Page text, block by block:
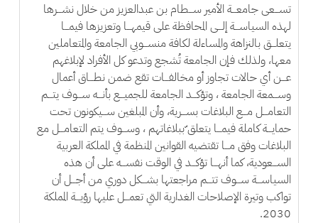
تســـعى جامعـــة الأمير ســـطام بن عبدالعزيز من خلال نشـــرها
لهذه السياســـة إلـــى المحافظة على قيمهـــا وتعزيزها فيمـــا
يتعلـــق بالنزاهة والمساءلة لكافة منســـوبي الجامعة والمتعاملين
معها، ولذلك فإن الجامعة تُشجع وتدعو كل الأفراد لإبلاغهم
عـــن أي حالات تجاوز أو مخالفـــات تقع ضمن نطـــاق أعمال
وســـمعة الجامعة ، وتؤكـــد الجامعة للجميـــع بأنـــه ســـوف يتـــم
التعامـــل مـــع البلاغات بســـرية، وأن المبلغين ســـيكونون تحت
حمايـــة كاملة فيمـــا يتعلق ّببلاغاتهم ، وســـوف يتم التعامـــل مع
البلاغات وفق مـــا تقتضيه القوانين المنظمة في المملكة العربية
الســـعودية، كما أنهـــا تؤكـــد في الوقت نفســـه على أن هذه
السياســـة ســـوف تتـــم مراجعتها بشـــكل دوري من أجـــل أن
تواكب وتيرة الإصلاحات الغدارية التي تعمـــل عليها رؤيـــة المملكة
2030.